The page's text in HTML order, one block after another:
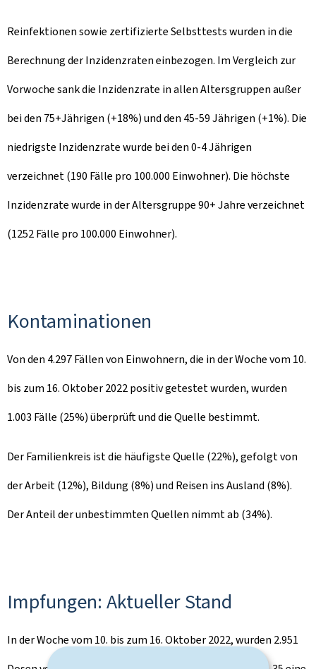
Reinfektionen sowie zertifizierte Selbsttests wurden in die
Berechnung der Inzidenzraten einbezogen. Im Vergleich zur
Vorwoche sank die Inzidenzrate in allen Altersgruppen außer
bei den 75+Jährigen (+18%) und den 45-59 Jährigen (+1%). Die
niedrigste Inzidenzrate wurde bei den 0-4 Jährigen
verzeichnet (190 Fälle pro 100.000 Einwohner). Die höchste
Inzidenzrate wurde in der Altersgruppe 90+ Jahre verzeichnet
(1252 Fälle pro 100.000 Einwohner).
Kontaminationen
Von den 4.297 Fällen von Einwohnern, die in der Woche vom 10.
bis zum 16. Oktober 2022 positiv getestet wurden, wurden
1.003 Fälle (25%) überprüft und die Quelle bestimmt.
Der Familienkreis ist die häufigste Quelle (22%), gefolgt von
der Arbeit (12%), Bildung (8%) und Reisen ins Ausland (8%).
Der Anteil der unbestimmten Quellen nimmt ab (34%).
Impfungen: Aktueller Stand
In der Woche vom 10. bis zum 16. Oktober 2022, wurden 2.951